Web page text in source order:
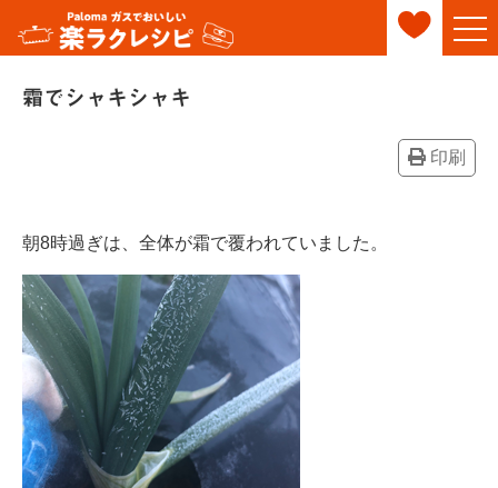
霜でシャキシャキ
印刷
朝8時過ぎは、全体が霜で覆われていました。